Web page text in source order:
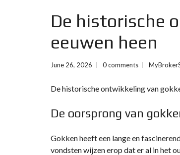
De historische
eeuwen heen
June 26, 2026 0 comments
De historische ontwikkeling van
De oorsprong van
Gokken heeft een lange en
vondsten wijzen erop dat er al in het